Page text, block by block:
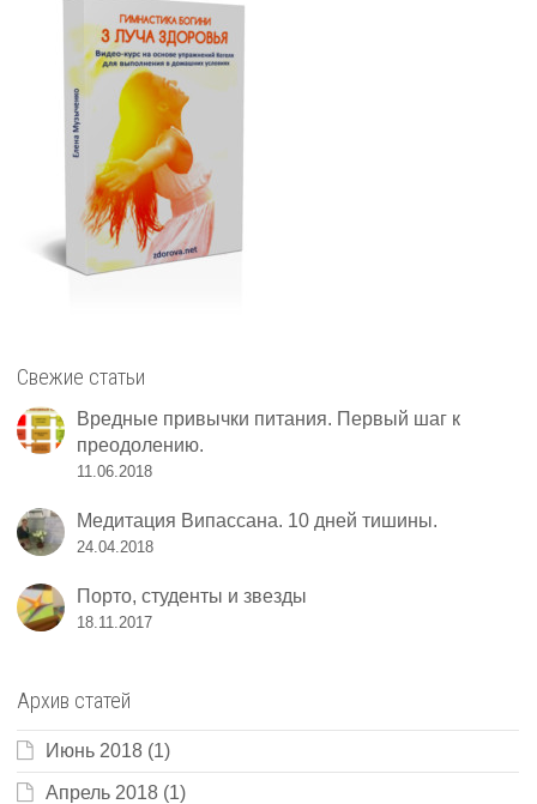
Свежие статьи
Вредные привычки питания. Первый шаг к
преодолению.
11.06.2018
Медитация Випассана. 10 дней тишины.
24.04.2018
Порто, студенты и звезды
18.11.2017
Архив статей
Июнь 2018 (1)
Апрель 2018 (1)